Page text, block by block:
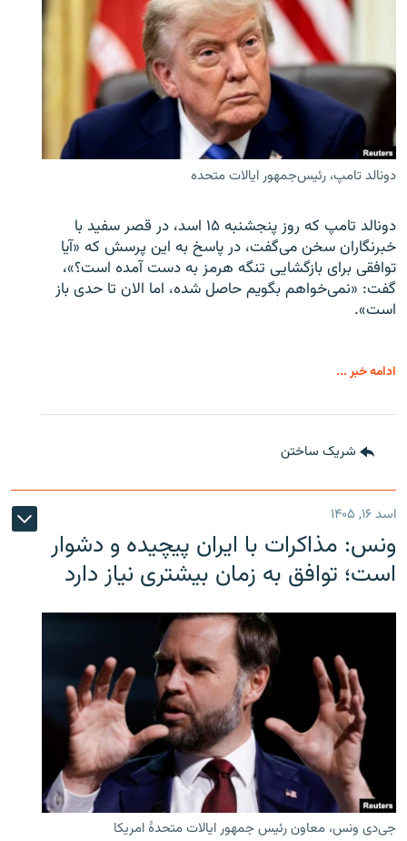
دونالد تامپ، رئیس‌جمهور ایالات متحده
دونالد تامپ که روز پنجشنبه ۱۵ اسد، در قصر سفید با
خبرنگاران سخن می‌گفت، در پاسخ به این پرسش که «آیا
توافقی برای بازگشایی تنگه هرمز به دست آمده است؟»،
گفت: «نمی‌خواهم بگویم حاصل شده، اما الان تا حدی باز
است».
ادامه خبر ...
شریک ساختن
اسد ۱۶, ۱۴۰۵
ونس: مذاکرات با ایران پیچیده و دشوار
است؛ توافق به زمان بیشتری نیاز دارد
جی‌دی ونس، معاون رئیس جمهور ایالات متحدۀ امریکا